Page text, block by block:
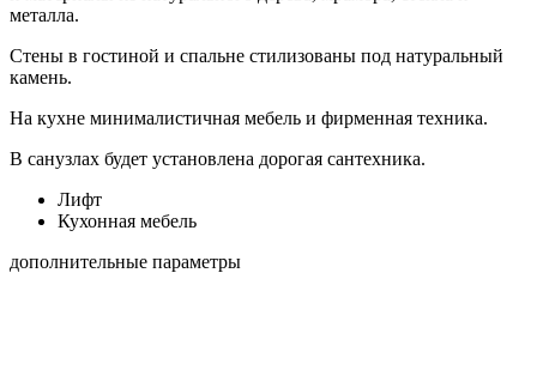
металла.
Стены в гостиной и спальне стилизованы под натуральный
камень.
На кухне минималистичная мебель и фирменная техника.
В санузлах будет установлена ​​дорогая сантехника.
Лифт
Кухонная мебель
дополнительные параметры